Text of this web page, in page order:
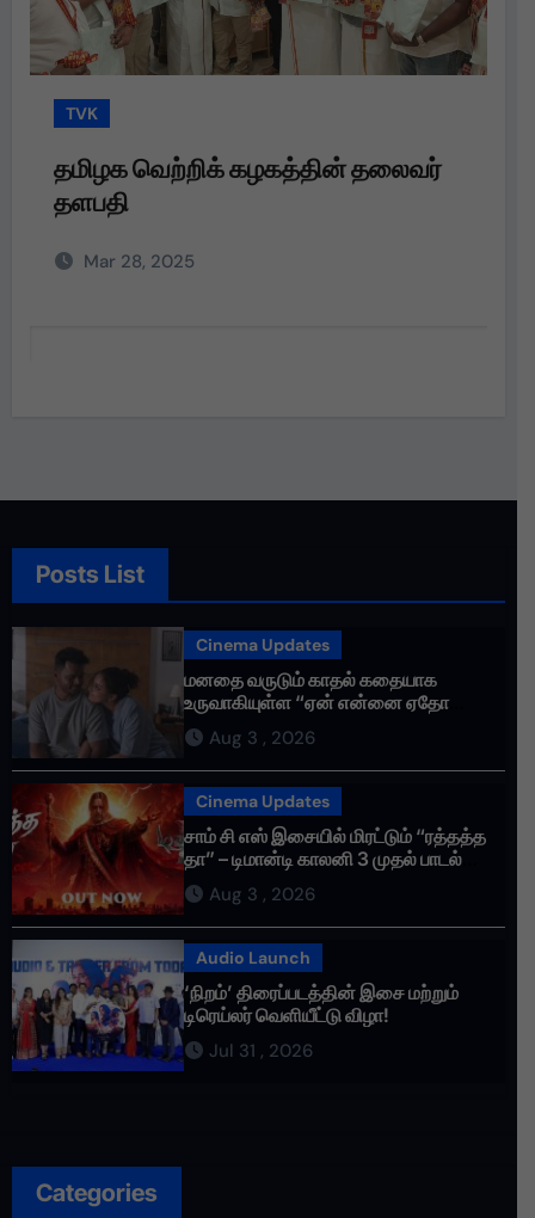
TVK
தமிழக வெற்றிக் கழகத்தின் தலைவர்
தளபதி
Mar 28, 2025
Posts List
Cinema Updates
மனதை வருடும் காதல் கதையாக
உருவாகியுள்ள “ஏன் என்னை ஏதோ
செய்தாய்” – டீசர் வெளியானது !
Aug 3 , 2026
Cinema Updates
சாம் சி எஸ் இசையில் மிரட்டும் “ரத்தத்த
தா” – டிமான்டி காலனி 3 முதல் பாடல்
ரசிகர்களை கவர்ந்து வருகிறது!
Aug 3 , 2026
Audio Launch
‘நிறம்’ திரைப்படத்தின் இசை மற்றும்
டிரெய்லர் வெளியீட்டு விழா!
Jul 31 , 2026
Categories